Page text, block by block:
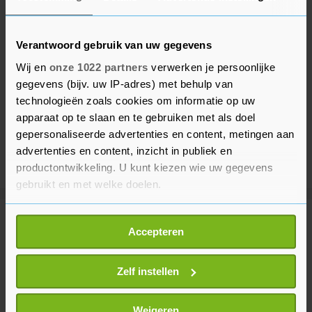
Verantwoord gebruik van uw gegevens
Wij en onze 1022 partners verwerken je persoonlijke
gegevens (bijv. uw IP-adres) met behulp van
technologieën zoals cookies om informatie op uw
apparaat op te slaan en te gebruiken met als doel
gepersonaliseerde advertenties en content, metingen aan
advertenties en content, inzicht in publiek en
productontwikkeling. U kunt kiezen wie uw gegevens
gebruikt en met welke doelen.
Als u het toestaat, willen we ook graag:
Informatie verzamelen over uw geografische
locatie, die tot een paar meter nauwkeurig kan zijn
Uw apparaat identificeren door het actief te
scannen op specifieke eigenschappen (fingerprinting)
Lees meer over hoe uw persoonlijke gegevens worden
Accepteren
Zelf instellen
Afrikaanse voetbalbond blijft FIFA-
voorzitter Infantino steunen